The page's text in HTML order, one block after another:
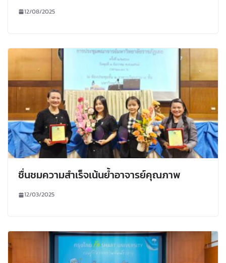
12/08/2025
ชื่นชมความสำเร็จเน้นย้ำอาจารย์คุณภาพ
12/03/2025